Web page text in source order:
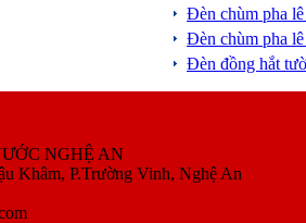
Đèn chùm pha
Đèn chùm pha
Đèn đồng hắt
NGHỆ AN
Khâm, P.Trường Vinh, Nghệ An